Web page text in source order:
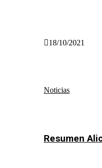
18/10/2021
Noticias
Resumen